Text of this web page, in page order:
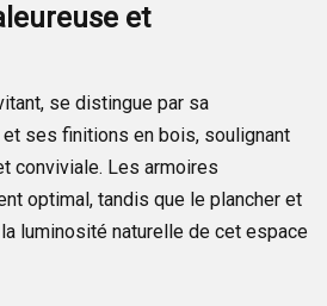
et
se distingue par sa
ses finitions en bois, soulignant
conviviale. Les armoires
optimal, tandis que le plancher et
luminosité naturelle de cet espace